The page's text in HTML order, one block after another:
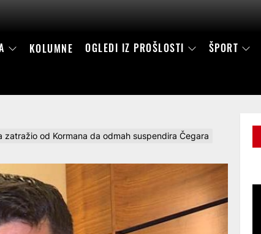
KOLUMNE OGLEDI IZ PROŠLOSTI ŠPORT
zatražio od Kormana da odmah suspendira Čegara